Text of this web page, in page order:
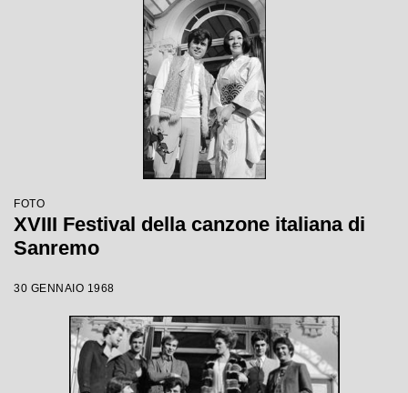
FOTO
XVIII Festival della canzone italiana di
Sanremo
30 GENNAIO 1968